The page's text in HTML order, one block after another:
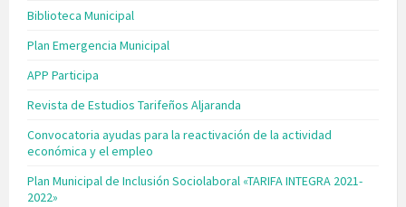
Biblioteca Municipal
Plan Emergencia Municipal
APP Participa
Revista de Estudios Tarifeños Aljaranda
Convocatoria ayudas para la reactivación de la actividad
económica y el empleo
Plan Municipal de Inclusión Sociolaboral «TARIFA INTEGRA 2021-
2022»